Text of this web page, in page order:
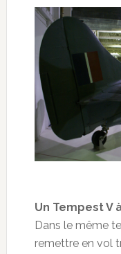
Un Tempest V
Dans le même
remettre en vol